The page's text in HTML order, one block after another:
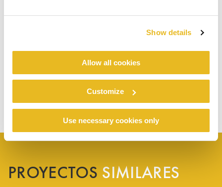
Show details
Allow all cookies
Customize
Use necessary cookies only
PROYECTOS SIMILARES